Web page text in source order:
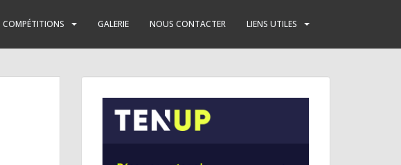
COMPÉTITIONS GALERIE NOUS CONTACTER LIENS UTILES